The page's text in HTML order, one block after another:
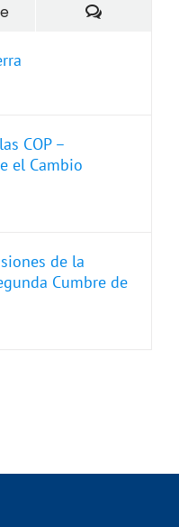
COP –
el Cambio
de la
Cumbre de